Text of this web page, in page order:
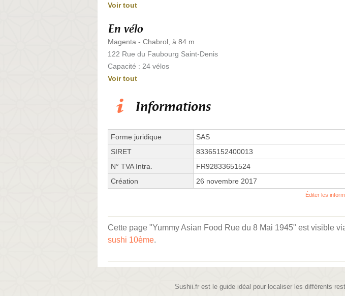
Voir tout
En vélo
Magenta - Chabrol, à 84 m
122 Rue du Faubourg Saint-Denis
Capacité : 24 vélos
Voir tout
Informations
Forme juridique
SAS
SIRET
83365152400013
N° TVA Intra.
FR92833651524
Création
26 novembre 2017
Éditer les
Cette page "Yummy Asian Food Rue du 8 Mai 1945" est visible
sushi 10ème.
Sushii.fr est le guide idéal pour localiser les différents